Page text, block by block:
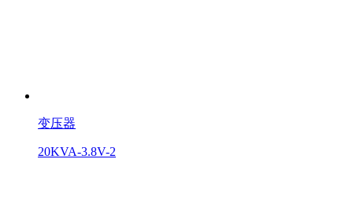
变压器
20KVA-3.8V-2